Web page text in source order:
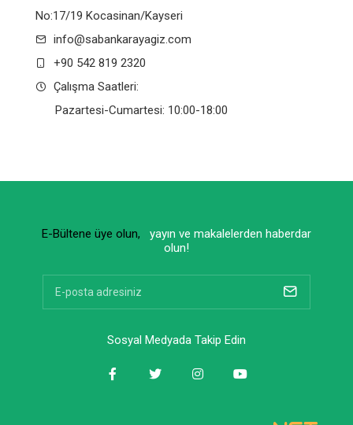
No:17/19 Kocasinan/Kayseri
info@sabankarayagiz.com
+90 542 819 2320
Çalışma Saatleri:
Pazartesi-Cumartesi: 10:00-18:00
E-Bültene üye olun, yayın ve makalelerden haberdar
olun!
Sosyal Medyada Takip Edin